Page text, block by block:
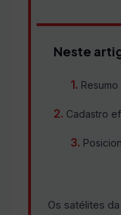
Neste
Resumo
Cadastro
Os satélites